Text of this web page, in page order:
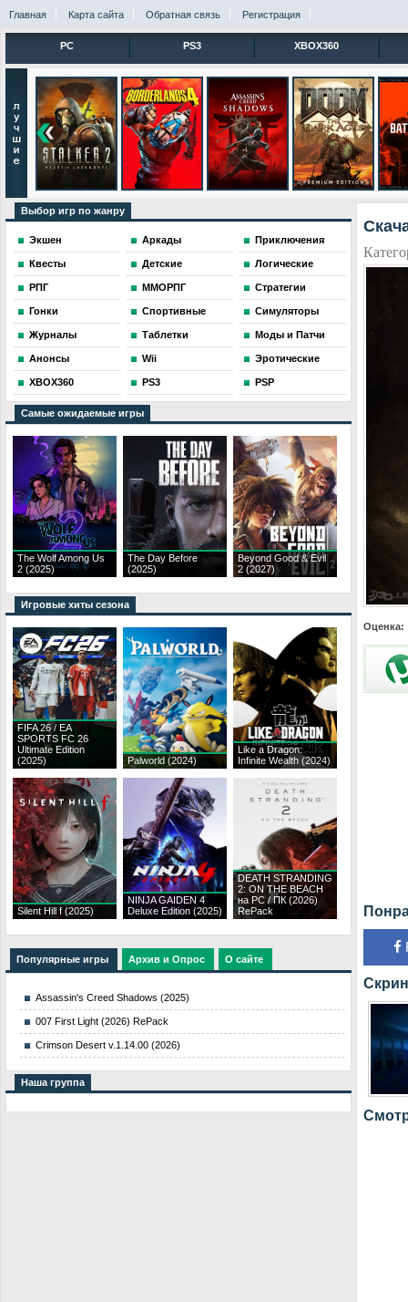
Главная Карта сайта Обратная связь Регистрация
PC PS3 XBOX360
Выбор игр по жанру
Экшен Аркады Приключения
Квесты Детские Логические
РПГ ММОРПГ Стратегии
Гонки Спортивные Симуляторы
Журналы Таблетки Моды и Патчи
Анонсы Wii Эротические
XBOX360 PS3 PSP
Самые ожидаемые игры
The Wolf Among Us
2 (2025)
The Day Before
(2025)
Beyond Good & Evil
2 (2027)
Игровые хиты сезона
FIFA 26 / EA
SPORTS FC 26
Ultimate Edition
(2025)
Palworld (2024)
Like a Dragon:
Infinite Wealth (2024)
Silent Hill f (2025)
NINJA GAIDEN 4
Deluxe Edition (2025)
DEATH STRANDING
2: ON THE BEACH
на PC / ПК (2026)
RePack
Популярные игры Архив и Опрос О сайте
Assassin's Creed Shadows (2025)
007 First Light (2026) RePack
Crimson Desert v.1.14.00 (2026)
Наша группа
Оценка: